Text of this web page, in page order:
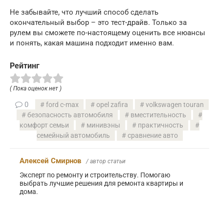
Не забывайте, что лучший способ сделать
окончательный выбор – это тест-драйв. Только за
рулем вы сможете по-настоящему оценить все нюансы
и понять, какая машина подходит именно вам.
Рейтинг
( Пока оценок нет )
0 ford c-max opel zafira
volkswagen touran
безопасность автомобиля
вместительность
комфорт семьи
минивэны
практичность
семейный автомобиль
сравнение авто
Алексей Смирнов / автор статьи
Эксперт по ремонту и строительству. Помогаю
выбрать лучшие решения для ремонта квартиры и
дома.